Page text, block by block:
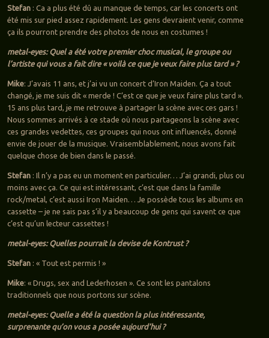
Stefan : Ca a plus été dû au manque de temps, car les concerts ont
été mis sur pied assez rapidement. Les gens devraient venir, comme
ça ils pourront prendre des photos de nous en costumes !
metal-eyes: Quel a été votre premier choc musical, le groupe ou
l’artiste qui vous a fait dire « voilà ce que je veux faire plus tard » ?
Mike: J’avais 11 ans, et j’ai vu un concert d’Iron Maiden. Ça a tout
changé, je me suis dit « merde ! C’est ce que je veux faire plus tard ».
15 ans plus tard, je me retrouve à partager la scène avec ces gars !
Nous sommes arrivés à ce stade où nous partageons la scène avec
ces grandes vedettes, ces groupes qui nous ont influencés, donné
envie de jouer de la musique. Vraisemblablement, nous avons fait
quelque chose de bien dans le passé.
Stefan : Il n’y a pas eu un moment en particulier… J’ai grandi, plus ou
moins avec ça. Ce qui est intéressant, c’est que dans la famille
rock/metal, c’est aussi Iron Maiden… Je possède tous les albums en
cassette – je ne sais pas s’il y a beaucoup de gens qui savent ce que
c’est qu’un lecteur cassettes !
metal-eyes: Quelles pourrait la devise de Kontrust ?
Stefan : « Tout est permis ! »
Mike: « Drugs, sex and Lederhosen ». Ce sont les pantalons
traditionnels que nous portons sur scène.
metal-eyes: Quelle a été la question la plus intéressante,
surprenante qu’on vous a posée aujourd’hui ?